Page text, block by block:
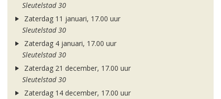
Sleutelstad 30
Zaterdag 11 januari, 17.00 uur
Sleutelstad 30
Zaterdag 4 januari, 17.00 uur
Sleutelstad 30
Zaterdag 21 december, 17.00 uur
Sleutelstad 30
Zaterdag 14 december, 17.00 uur